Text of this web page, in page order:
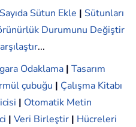
Sütun Ekle | Sütunları
Durumunu Değiştir
...
Odaklama | Tasarım
çubuğu | Çalışma Kitabı
| Otomatik Metin
| Veri Birleştir | Hücreleri